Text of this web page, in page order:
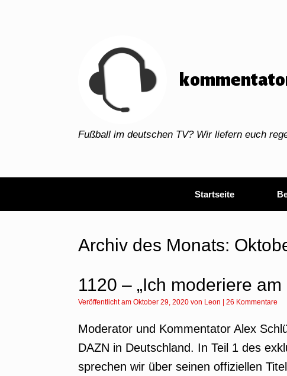
Fußball im deutschen TV? Wir liefern euch
Startseite
Archiv des Monats:
1120 – „Ich moderiere
Veröffentlicht am Oktober 29, 2020 von Leon 26 Kommentare
Moderator und Kommentator Alex
DAZN in Deutschland. In Teil 1 des
sprechen wir über seinen offiziellen